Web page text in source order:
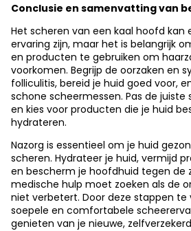
Conclusie en samenvatting van
Het scheren van een kaal hoofd kan
ervaring zijn, maar het is belangrijk
en producten te gebruiken om
voorkomen. Begrijp de oorzaken en
folliculitis, bereid je huid goed voor,
schone scheermessen. Pas de
en kies voor producten die je huid
hydrateren.
Nazorg is essentieel om je huid
scheren. Hydrateer je huid, vermijd
en bescherm je hoofdhuid tegen de
medische hulp moet zoeken als de
niet verbetert. Door deze stappen te
soepele en comfortabele
genieten van je nieuwe,